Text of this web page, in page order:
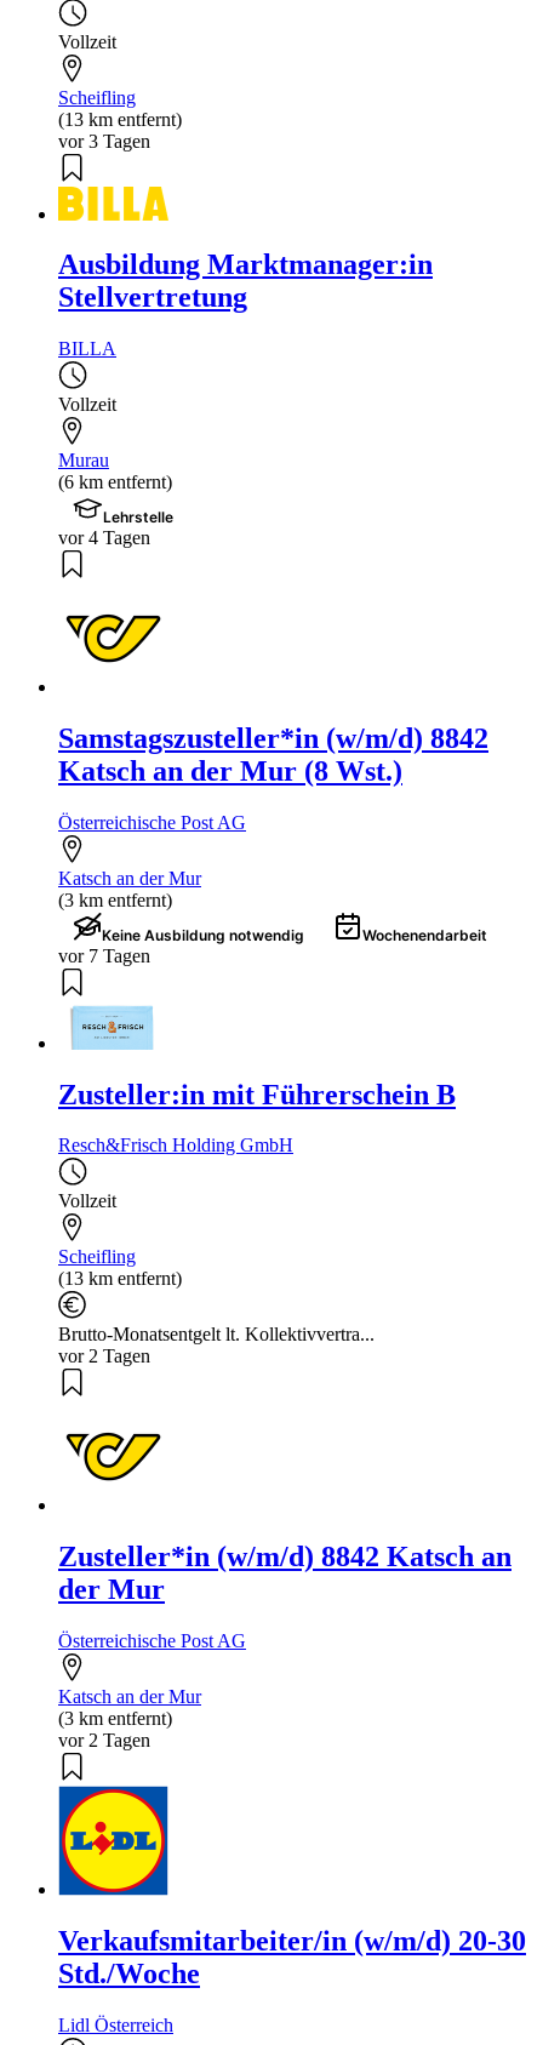
Vollzeit
Scheifling
(13 km entfernt)
vor 3 Tagen
Ausbildung Marktmanager:in
Stellvertretung
BILLA
Vollzeit
Murau
(6 km entfernt)
Lehrstelle
vor 4 Tagen
Samstagszusteller*in (w/m/d) 8842
Katsch an der Mur (8 Wst.)
Österreichische Post AG
Katsch an der Mur
(3 km entfernt)
Keine Ausbildung notwendig Wochenendarbeit
vor 7 Tagen
Zusteller:in mit Führerschein B
Resch&Frisch Holding GmbH
Vollzeit
Scheifling
(13 km entfernt)
Brutto-Monatsentgelt lt. Kollektivvertra...
vor 2 Tagen
Zusteller*in (w/m/d) 8842 Katsch an
der Mur
Österreichische Post AG
Katsch an der Mur
(3 km entfernt)
vor 2 Tagen
Verkaufsmitarbeiter/in (w/m/d) 20-30
Std./Woche
Lidl Österreich